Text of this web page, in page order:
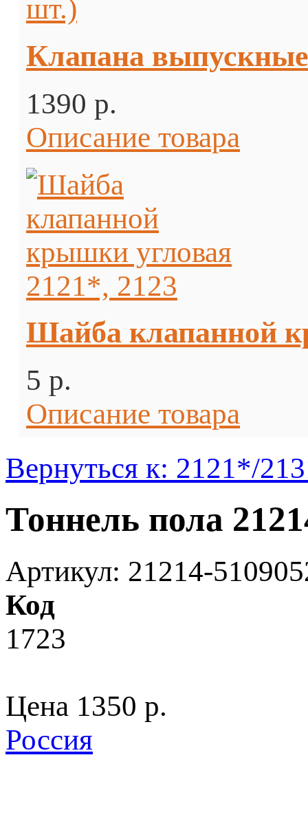
Клапана
1390 p.
Описание товара
Шайба клапанной
5 p.
Описание товара
Вернуться к: 2121*/
Тоннель пола
Артикул: 21214-
Код
1723
Цена 1350 p.
Россия